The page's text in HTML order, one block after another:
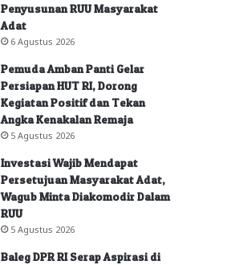
Penyusunan RUU Masyarakat
Adat
6 Agustus 2026
Pemuda Amban Panti Gelar
Persiapan HUT RI, Dorong
Kegiatan Positif dan Tekan
Angka Kenakalan Remaja
5 Agustus 2026
Investasi Wajib Mendapat
Persetujuan Masyarakat Adat,
Wagub Minta Diakomodir Dalam
RUU
5 Agustus 2026
Baleg DPR RI Serap Aspirasi di